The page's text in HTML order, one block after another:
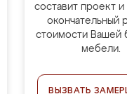
составит проект
окончательный
стоимости Вашей
мебели.
ВЫЗВАТЬ